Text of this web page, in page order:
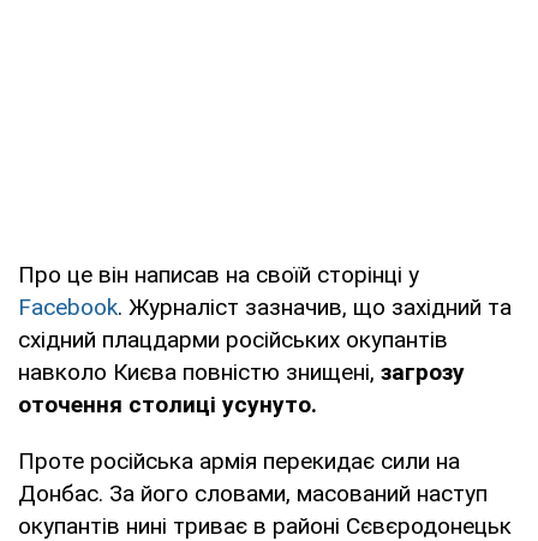
Про це він написав на своїй сторінці у
Facebook. Журналіст зазначив, що західний та
східний плацдарми російських окупантів
навколо Києва повністю знищені, загрозу
оточення столиці усунуто.
Проте російська армія перекидає сили на
Донбас. За його словами, масований наступ
окупантів нині триває в районі Сєвєродонецьк